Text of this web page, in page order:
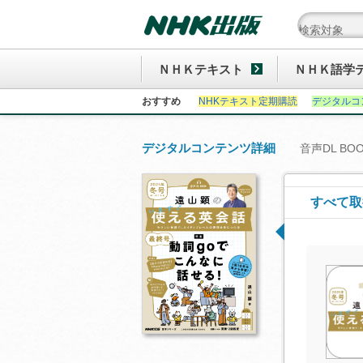
ＮＨＫテキスト ＮＨＫ語学
おすすめ NHKテキスト定期購読 デジタル
デジタルコンテンツ詳細 音声DL
すべて